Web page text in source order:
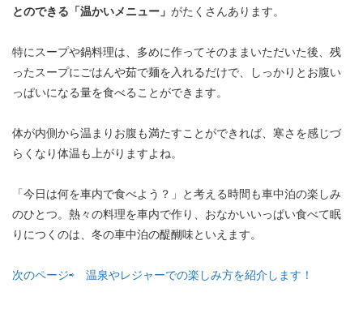
とのできる「温かいメニュー」 がたくさんあります。
特にスープや鍋料理は、多めに作ってそのままいただいた後、残
ったスープにごはんや茹で麺を入れるだけで、しっかりとお腹い
っぱいになる量を食べることができます。
体が内側から温まりお腹も満たすことができれば、寒さを感じづ
らくなり体温も上がりますよね。
「今日は何を車内で食べよう？」と考える時間も車中泊の楽しみ
のひとつ。熱々の料理を車内で作り、おなかいいっぱい食べて眠
りにつくのは、冬の車中泊の醍醐味といえます。
次のページ⇨ 温泉やレジャーでの楽しみ方を紹介します！